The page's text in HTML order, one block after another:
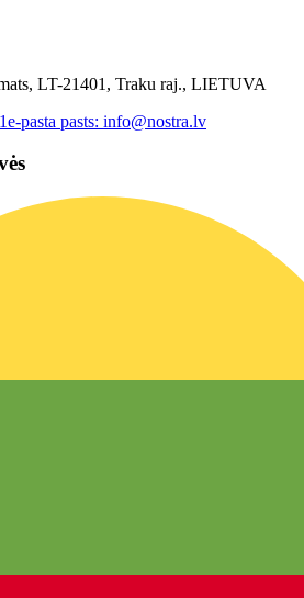
LT-21401, Traku raj., LIETUVA
e-pasta pasts: info@nostra.lv